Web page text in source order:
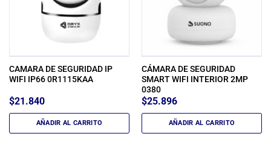
CAMARA DE SEGURIDAD IP
WIFI IP66 0R1115KAA
$21.840
AÑADIR AL CARRITO
CÁMARA DE SEGURIDAD
SMART WIFI INTERIOR 2MP
0380
$25.896
AÑADIR AL CARRITO